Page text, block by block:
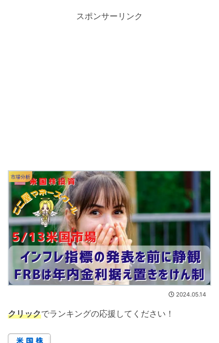
スポンサーリンク
市場分析
2024.05.14
クリックでランキングの応援してください！